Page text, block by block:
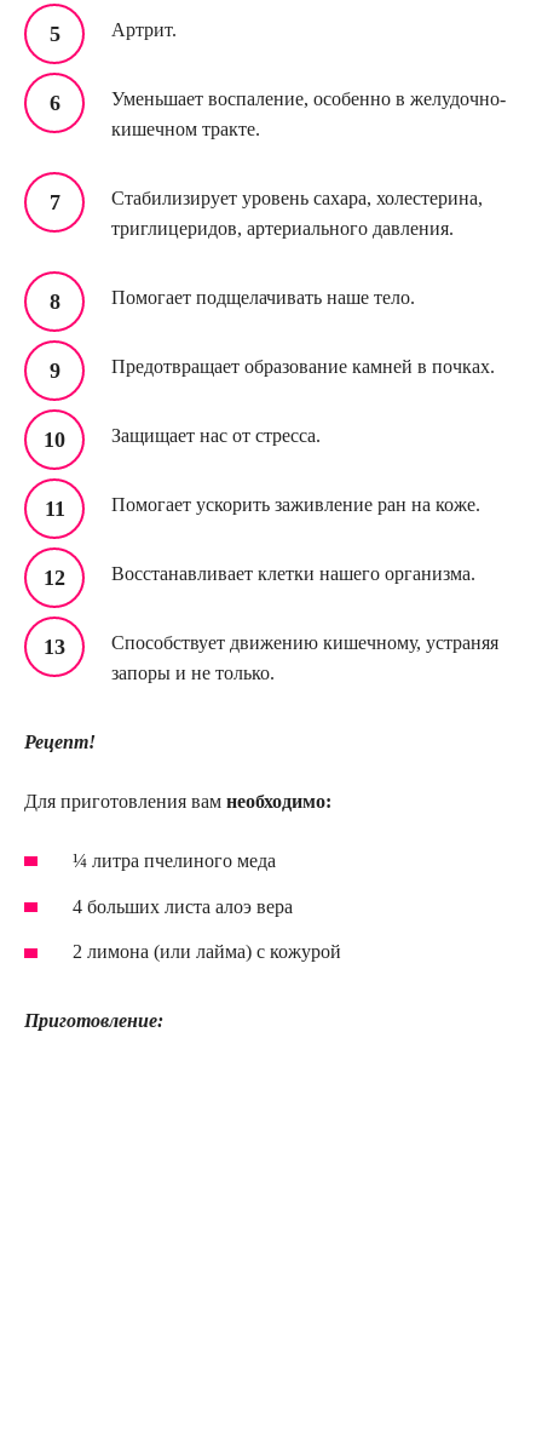
Артрит.
Уменьшает воспаление, особенно в желудочно-
кишечном тракте.
Стабилизирует уровень сахара, холестерина,
триглицеридов, артериального давления.
Помогает подщелачивать наше тело.
Предотвращает образование камней в почках.
Защищает нас от стресса.
Помогает ускорить заживление ран на коже.
Восстанавливает клетки нашего организма.
Способствует движению кишечному, устраняя
запоры и не только.
Рецепт!
Для приготовления вам необходимо:
¼ литра пчелиного меда
4 больших листа алоэ вера
2 лимона (или лайма) с кожурой
Приготовление: